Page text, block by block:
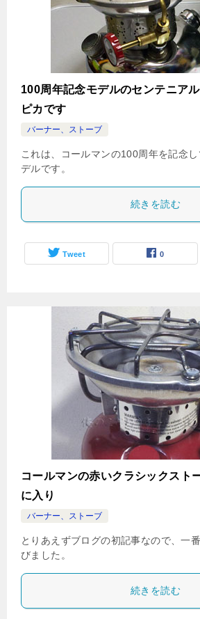
100周年記念モデルのセンテニア
ピカです
バーナー、ストーブ
これは、コールマンの100周年を記念
デルです。
続きを読む
Tweet 0
コールマンの赤いクラシックスト
に入り
バーナー、ストーブ
とりあえずブログの初記事なので、一
びました。
続きを読む